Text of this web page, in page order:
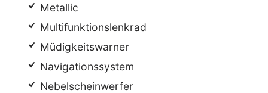
Metallic
Multifunktionslenkrad
Müdigkeitswarner
Navigationssystem
Nebelscheinwerfer